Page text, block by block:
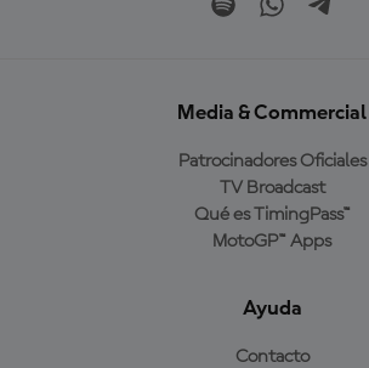
Media & Commercial
Patrocinadores Oficiales
TV Broadcast
Qué es TimingPass™
MotoGP™ Apps
Ayuda
Contacto